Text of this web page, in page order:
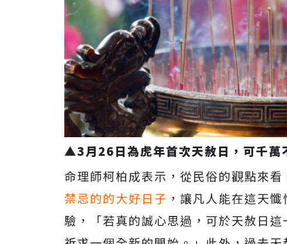
▲3月26日為虎年首次天赦日，可千萬
命理師柯柏成表示，從民俗的觀點來看
禁忌的的大好日子 ，讓凡人能在這天
驗，「若真的誠心思過，可於天赦日